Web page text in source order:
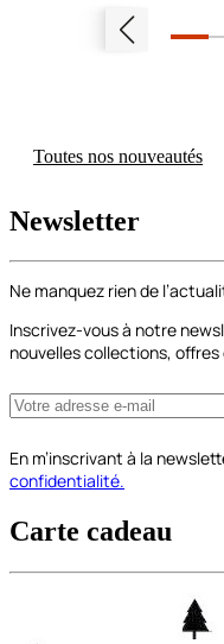
Toutes nos nouveautés
Newsletter
Ne manquez rien de
Inscrivez-vous à notre
nouvelles collections,
En m’inscrivant à la
confidentialité.
Carte cadeau